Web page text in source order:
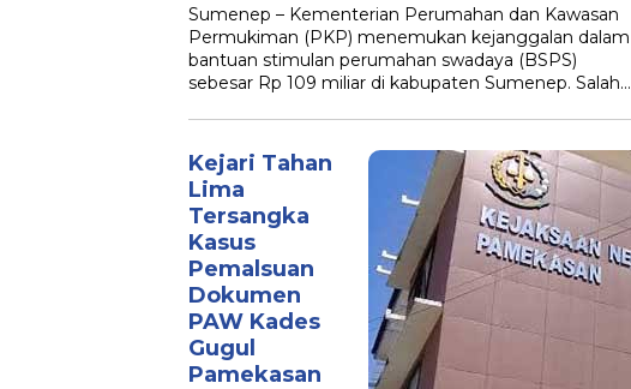
Sumenep – Kementerian Perumahan dan Kawasan
Permukiman (PKP) menemukan kejanggalan dalam
bantuan stimulan perumahan swadaya (BSPS)
sebesar Rp 109 miliar di kabupaten Sumenep. Salah…
Kejari Tahan
Lima
Tersangka
Kasus
Pemalsuan
Dokumen
PAW Kades
Gugul
Pamekasan